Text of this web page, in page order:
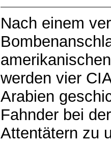
Nach einem
werden vier
Arabien
Fahnder bei
Attentätern zu